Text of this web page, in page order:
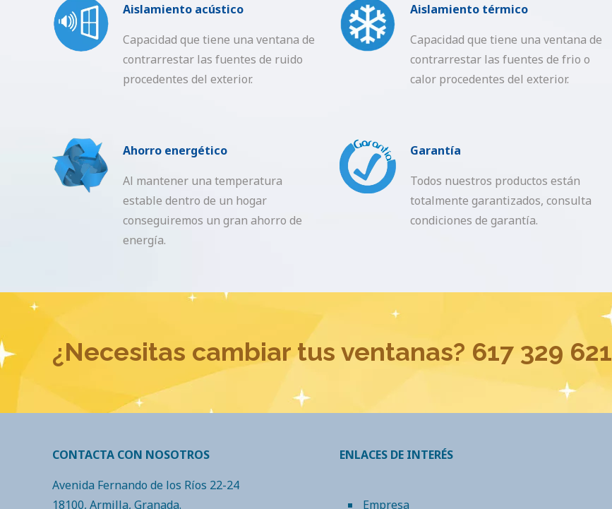
Aislamiento acústico
Capacidad que tiene una ventana de
contrarrestar las fuentes de ruido
procedentes del exterior.
Aislamiento térmico
Capacidad que tiene una ventana de
contrarrestar las fuentes de frio o
calor procedentes del exterior.
Ahorro energético
Al mantener una temperatura
estable dentro de un hogar
conseguiremos un gran ahorro de
energía.
Garantía
Todos nuestros productos están
totalmente garantizados, consulta
condiciones de garantía.
¿Necesitas cambiar tus ventanas? 617 329 621
CONTACTA CON NOSOTROS
Avenida Fernando de los Ríos 22-24
18100, Armilla, Granada.
ENLACES DE INTERÉS
Empresa